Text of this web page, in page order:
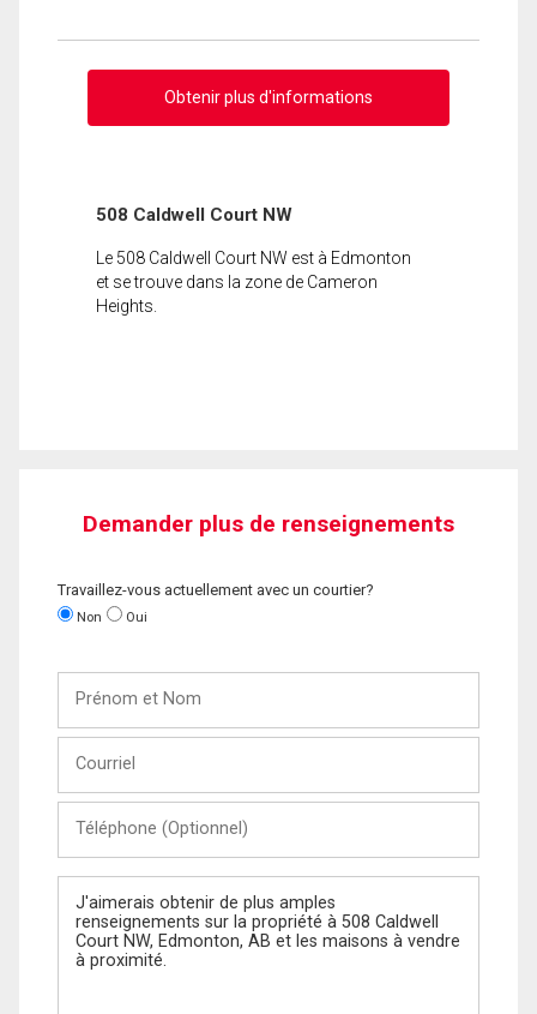
Obtenir plus d'informations
508 Caldwell Court NW
Le 508 Caldwell Court NW est à Edmonton
et se trouve dans la zone de Cameron
Heights.
Demander plus de renseignements
Travaillez-vous actuellement avec un courtier?
Non Oui
Nom
(Optionnel)
Message